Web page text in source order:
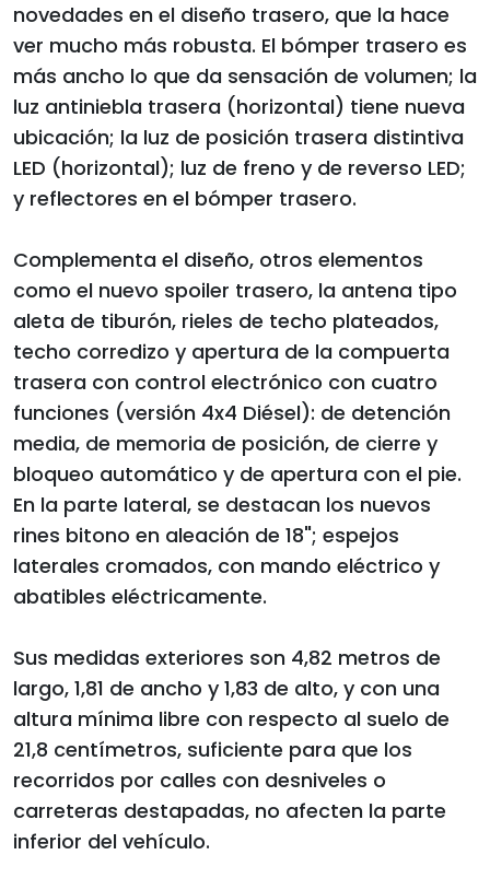
novedades en el diseño trasero, que la hace
ver mucho más robusta. El bómper trasero es
más ancho lo que da sensación de volumen; la
luz antiniebla trasera (horizontal) tiene nueva
ubicación; la luz de posición trasera distintiva
LED (horizontal); luz de freno y de reverso LED;
y reflectores en el bómper trasero.
Complementa el diseño, otros elementos
como el nuevo spoiler trasero, la antena tipo
aleta de tiburón, rieles de techo plateados,
techo corredizo y apertura de la compuerta
trasera con control electrónico con cuatro
funciones (versión 4x4 Diésel): de detención
media, de memoria de posición, de cierre y
bloqueo automático y de apertura con el pie.
En la parte lateral, se destacan los nuevos
rines bitono en aleación de 18"; espejos
laterales cromados, con mando eléctrico y
abatibles eléctricamente.
Sus medidas exteriores son 4,82 metros de
largo, 1,81 de ancho y 1,83 de alto, y con una
altura mínima libre con respecto al suelo de
21,8 centímetros, suficiente para que los
recorridos por calles con desniveles o
carreteras destapadas, no afecten la parte
inferior del vehículo.